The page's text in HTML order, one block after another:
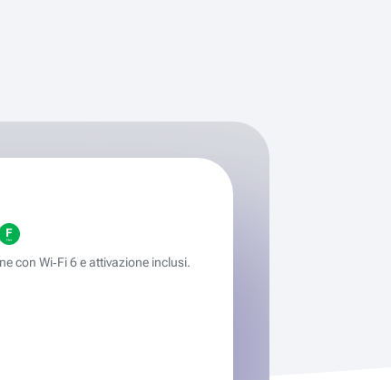
con Wi‑Fi 6 e attivazione inclusi.